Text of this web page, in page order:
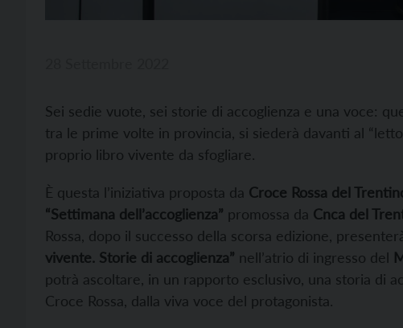
Sei sedie vuote, sei storie di accoglienza e una voce:
tra le prime volte in provincia, si siederà davanti al
proprio libro vivente da sfogliare.
È questa l’iniziativa proposta da Croce Rossa del
“Settimana dell’accoglienza” promossa da Cnca del
Rossa, dopo il successo della scorsa edizione,
vivente. Storie di accoglienza” nell’atrio di ingresso del
potrà ascoltare, in un rapporto esclusivo, una storia di
Croce Rossa, dalla viva voce del protagonista.